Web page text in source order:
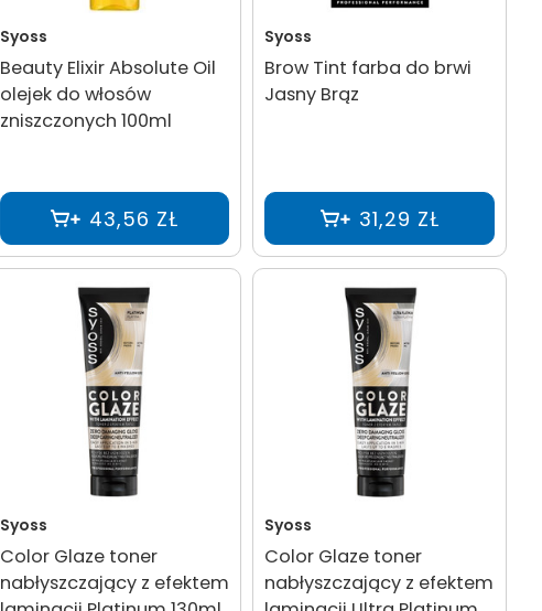
Syoss
Beauty Elixir Absolute Oil
olejek do włosów
zniszczonych 100ml
43,56 ZŁ
Syoss
Brow Tint farba do brwi
Jasny Brąz
31,29 ZŁ
Syoss
Color Glaze toner
nabłyszczający z efektem
Syoss
Color Glaze toner
nabłyszczający z efektem